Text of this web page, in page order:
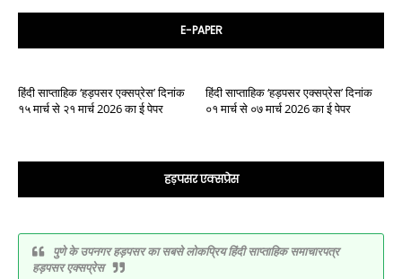
E-PAPER
हिंदी साप्ताहिक ‘हड़पसर एक्सप्रेस’ दिनांक
१५ मार्च से २१ मार्च 2026 का ई पेपर
हिंदी साप्ताहिक ‘हड़पसर एक्सप्रेस’ दिनांक
०१ मार्च से ०७ मार्च 2026 का ई पेपर
हड़पसर एक्सप्रेस
पुणे के उपनगर हड़पसर का सबसे लोकप्रिय हिंदी साप्ताहिक समाचारपत्र
हड़पसर एक्सप्रेस